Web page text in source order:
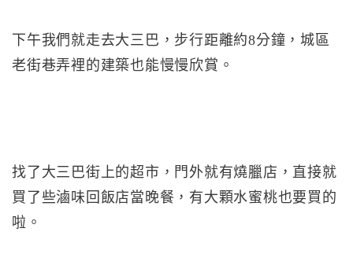
下午我們就走去大三巴，步行距離約8分鐘，城區
老街巷弄裡的建築也能慢慢欣賞。
找了大三巴街上的超市，門外就有燒臘店，直接就
買了些滷味回飯店當晚餐，有大顆水蜜桃也要買的
啦。